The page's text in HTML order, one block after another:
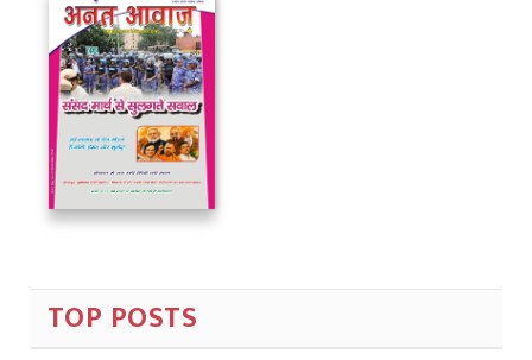
TOP POSTS